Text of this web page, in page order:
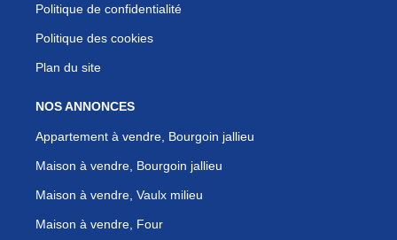
Politique de confidentialité
Politique des cookies
Plan du site
NOS ANNONCES
Appartement à vendre, Bourgoin jallieu
Maison à vendre, Bourgoin jallieu
Maison à vendre, Vaulx milieu
Maison à vendre, Four